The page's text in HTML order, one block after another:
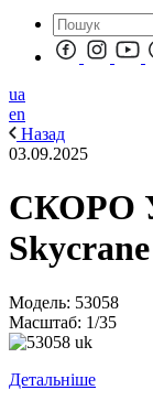
ua
en
Назад
03.09.2025
СКОРО
Skycrane
Модель: 53058
Масштаб: 1/35
Детальніше